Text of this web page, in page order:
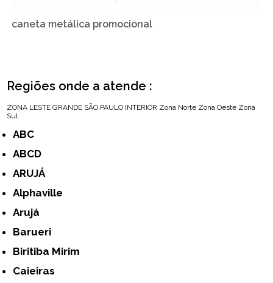
caneta metálica promocional
Regiões onde a atende :
ZONA LESTE GRANDE SÃO PAULO INTERIOR Zona Norte Zona Oeste Zona
Sul
ABC
ABCD
ARUJÁ
Alphaville
Arujá
Barueri
Biritiba Mirim
Caieiras